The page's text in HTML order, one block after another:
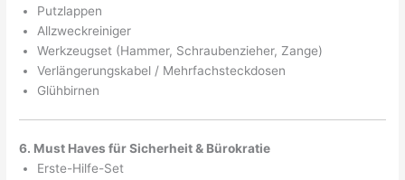
Putzlappen
Allzweckreiniger
Werkzeugset (Hammer, Schraubenzieher, Zange)
Verlängerungskabel / Mehrfachsteckdosen
Glühbirnen
6. Must Haves für Sicherheit & Bürokratie
Erste-Hilfe-Set